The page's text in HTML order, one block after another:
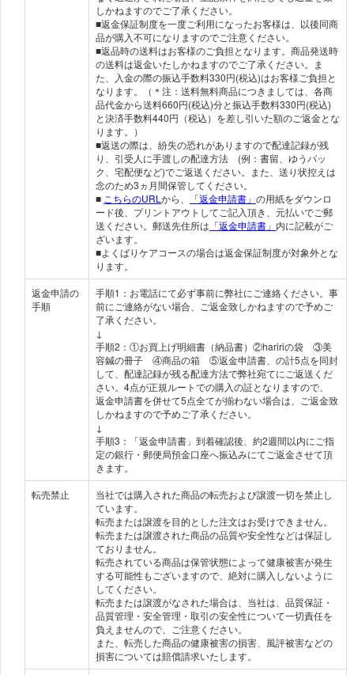
しかねますのでご了承ください。
■返金保証制度を一度ご利用になったお客様は、以後同商
品が購入不可になりますのでご注意ください。
■返品時の送料はお客様のご負担となります。商品発送時
の送料は返金いたしかねますのでご了承ください。ま
た、入金の際の振込手数料330円(税込)はお客様ご負担と
なります。（＊注：送料無料商品につきましては、各商
品代金から送料660円(税込)分と振込手数料330円(税込)
と決済手数料440円（税込）を差し引いた額のご返金とな
ります。）
■返送の際は、紛失の恐れがありますので配達記録が残
り、引受人に手渡しの配達方法 (例：書留、ゆうパッ
ク、宅配便など)でご返送ください。また、送り状控えは
念のため3ヵ月間保管してください。
■ こちらのURL から、 「返金申請書」 の用紙をダウンロ
ード後、プリントアウトしてご記入頂き、元払いでご郵
送ください。郵送先住所は 「返金申請書」 内に記載がご
ざいます。
■よくばりケアコースの場合は返金保証制度が対象外とな
ります。
返金申請の
手順
手順1：お電話にて必ず事前に弊社にご連絡ください。事
前にご連絡がない場合、ご返金致しかねますので予めご
了承ください。
↓
手順2：①お買上げ明細書（納品書）②haririの袋 ③美
容鍼の冊子 ④商品の箱 ⑤返金申請書、の計5点を同封
して、配達記録が残る配達方法で弊社宛てにご返送くだ
さい。4点が正規ルートでの購入の証となりますので、
返金申請書を併せて5点全てが揃わない場合は、ご返金致
しかねますので予めご了承ください。
↓
手順3：「返金申請書」到着確認後、約2週間以内にご指
定の銀行・郵便局預金口座へ振込みにてご返金させて頂
きます。
転売禁止
当社では購入された商品の転売および譲渡一切を禁止し
ています。
転売または譲渡を目的とした注文はお受けできません。
転売または譲渡された商品の品質や安全性などは保証し
ておりません。
転売されている商品は保管状態によって健康被害が発生
する可能性もございますので、絶対に購入しないように
してください。
転売または譲渡がなされた場合は、当社は、品質保証・
品質管理・安全管理・取引の安全性について一切責任を
負えませんので、ご注意ください。
また、転売した商品の健康被害の損害、風評被害などの
損害については賠償請求いたします。